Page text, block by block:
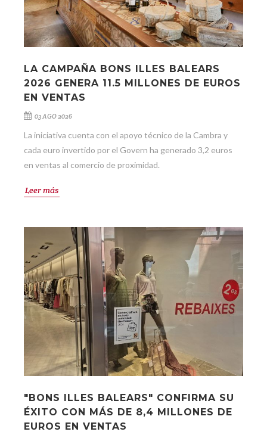
LA CAMPAÑA BONS ILLES BALEARS
2026 GENERA 11.5 MILLONES DE EUROS
EN VENTAS
03 AGO 2026
La iniciativa cuenta con el apoyo técnico de la Cambra y
cada euro invertido por el Govern ha generado 3,2 euros
en ventas al comercio de proximidad.
Leer más
"BONS ILLES BALEARS" CONFIRMA SU
ÉXITO CON MÁS DE 8,4 MILLONES DE
EUROS EN VENTAS